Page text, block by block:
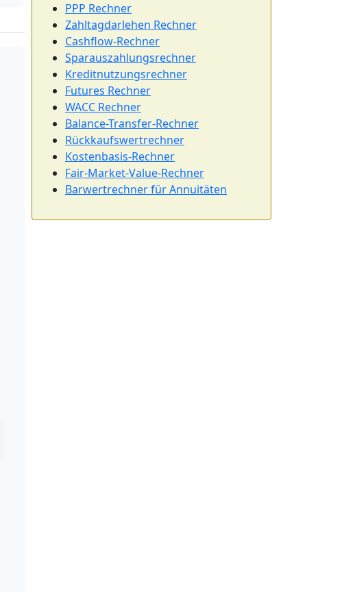
PPP Rechner
Zahltagdarlehen Rechner
Cashflow-Rechner
Sparauszahlungsrechner
Kreditnutzungsrechner
Futures Rechner
WACC Rechner
Balance-Transfer-Rechner
Rückkaufswertrechner
Kostenbasis-Rechner
Fair-Market-Value-Rechner
Barwertrechner für Annuitäten